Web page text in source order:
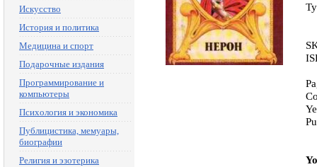
Искусство
История и политика
Медицина и спорт
Подарочные издания
Программирование и
компьютеры
Психология и экономика
Публицистика, мемуары,
биографии
Религия и эзотерика